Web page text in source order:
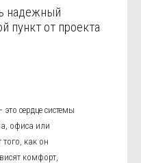
надежный
пункт от проекта
сердце системы
офиса или
как он
комфорт,